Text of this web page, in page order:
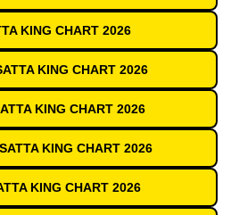
KING CHART 2026
KING CHART 2026
KING CHART 2026
KING CHART 2026
KING CHART 2026